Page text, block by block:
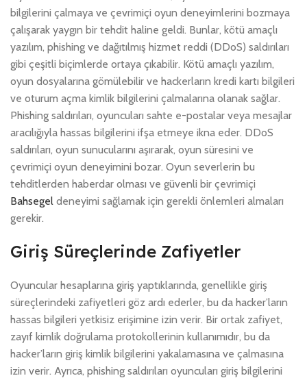
bilgilerini çalmaya ve çevrimiçi oyun deneyimlerini bozmaya
çalışarak yaygın bir tehdit haline geldi. Bunlar, kötü amaçlı
yazılım, phishing ve dağıtılmış hizmet reddi (DDoS) saldırıları
gibi çeşitli biçimlerde ortaya çıkabilir. Kötü amaçlı yazılım,
oyun dosyalarına gömülebilir ve hackerların kredi kartı bilgileri
ve oturum açma kimlik bilgilerini çalmalarına olanak sağlar.
Phishing saldırıları, oyuncuları sahte e-postalar veya mesajlar
aracılığıyla hassas bilgilerini ifşa etmeye ikna eder. DDoS
saldırıları, oyun sunucularını aşırarak, oyun süresini ve
çevrimiçi oyun deneyimini bozar. Oyun severlerin bu
tehditlerden haberdar olması ve güvenli bir çevrimiçi
Bahsegel deneyimi sağlamak için gerekli önlemleri almaları
gerekir.
Giriş Süreçlerinde Zafiyetler
Oyuncular hesaplarına giriş yaptıklarında, genellikle giriş
süreçlerindeki zafiyetleri göz ardı ederler, bu da hacker’ların
hassas bilgileri yetkisiz erişimine izin verir. Bir ortak zafiyet,
zayıf kimlik doğrulama protokollerinin kullanımıdır, bu da
hacker’ların giriş kimlik bilgilerini yakalamasına ve çalmasına
izin verir. Ayrıca, phishing saldırıları oyuncuları giriş bilgilerini